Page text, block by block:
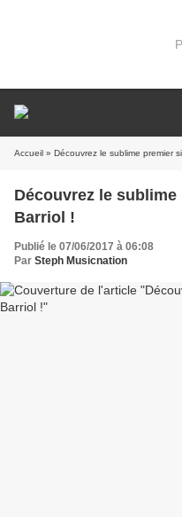
Accueil » Découvrez le sublime premier
Découvrez le
Barriol !
Publié le 07/06/2017 à 06:08
Par Steph Musicnation